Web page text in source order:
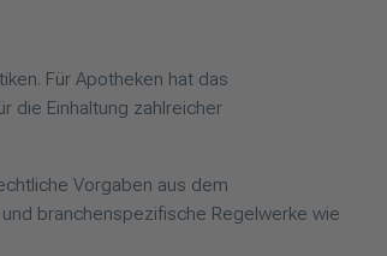
Für Apotheken hat das
die Einhaltung zahlreicher
Vorgaben aus dem
branchenspezifische Regelwerke wie